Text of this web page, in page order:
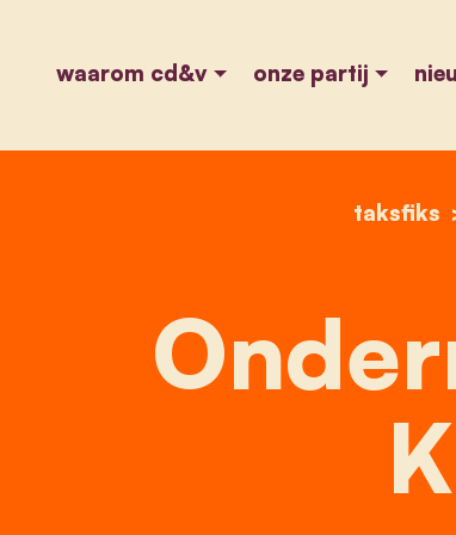
waarom cd&v onze partij
taksfiks